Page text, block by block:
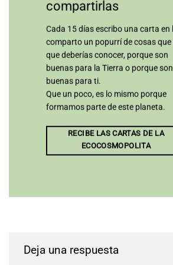
compartirlas
Cada 15 días escribo una carta en
comparto un popurrí de cosas que
que deberías conocer, porque son
buenas para la Tierra o porque son
buenas para ti.
Que un poco, es lo mismo porque
formamos parte de este planeta.
RECIBE LAS CARTAS DE LA
ECOCOSMOPOLITA
Deja una respuesta